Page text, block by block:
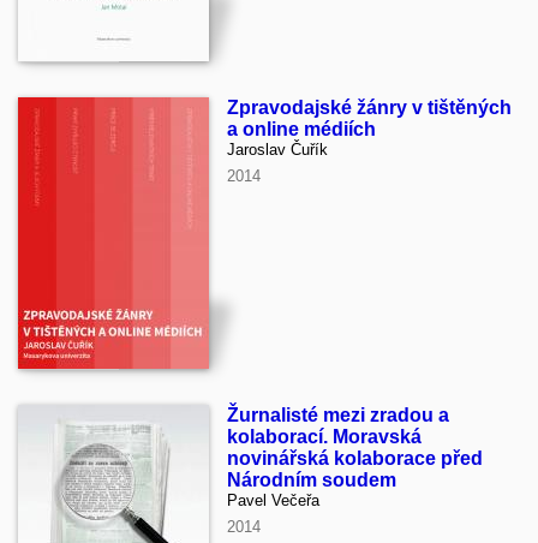
Zpravodajské žánry v tištěných
a online médiích
Jaroslav Čuřík
2014
Žurnalisté mezi zradou a
kolaborací. Moravská
novinářská kolaborace před
Národním soudem
Pavel Večeřa
2014